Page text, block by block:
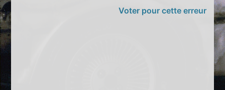
Voter pour cette erreur